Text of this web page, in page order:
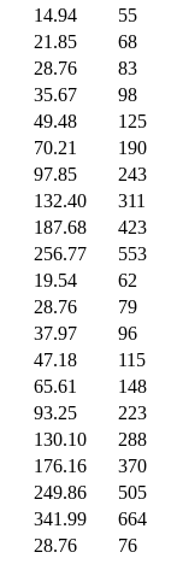
14.94
55
21.85
68
28.76
83
35.67
98
49.48
125
70.21
190
97.85
243
132.40
311
187.68
423
256.77
553
19.54
62
28.76
79
37.97
96
47.18
115
65.61
148
93.25
223
130.10
288
176.16
370
249.86
505
341.99
664
28.76
76